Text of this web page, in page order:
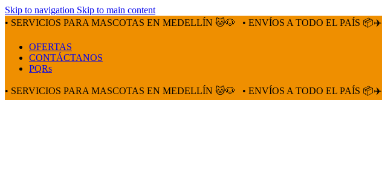
Skip to navigation Skip to main content
• SERVICIOS PARA MASCOTAS EN MEDELLÍN 🐱🐶
• ENVÍOS A TODO EL PAÍS 📦✈️
OFERTAS
CONTÁCTANOS
PQRs
• SERVICIOS PARA MASCOTAS EN MEDELLÍN 🐱🐶 • ENVÍOS A TODO EL PAÍS 📦✈️